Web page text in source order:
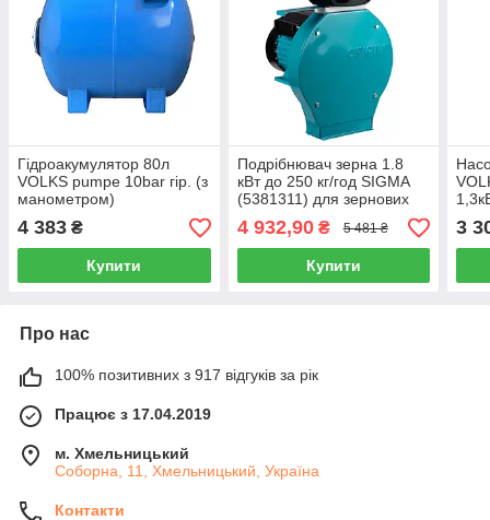
Гідроакумулятор 80л
VOLKS pumpe 10bar гір. (з
манометром)
4 383 ₴
Купити
Подрібнювач зерна 1.8
кВт до 250 кг/год SIGMA
(5381311) для зернових
культур
4 932,90₴ 5 481 ₴
Купити
3
Про нас
100% позитивних з 917 відгуків за рік
Працює з 17.04.2019
м. Хмельницький
Соборна, 11, Хмельницький, Україна
Контакти